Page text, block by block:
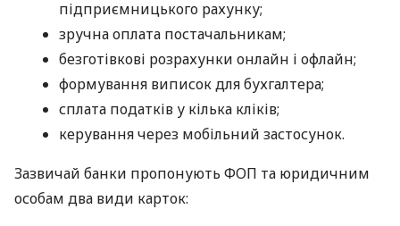
підприємницького рахунку;
зручна оплата постачальникам;
безготівкові розрахунки онлайн і офлайн;
формування виписок для бухгалтера;
сплата податків у кілька кліків;
керування через мобільний застосунок.
Зазвичай банки пропонують ФОП та юридичним
особам два види карток: